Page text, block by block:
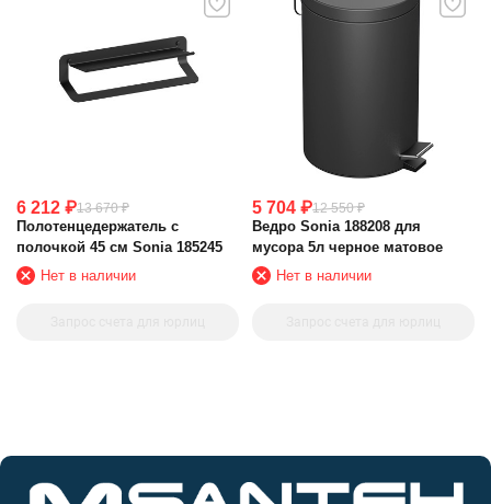
6 212 ₽13 670 ₽
Полотенцедержатель с
полочкой 45 см Sonia 185245
Нет в наличии
5 704 ₽12 550 ₽
Ведро Sonia 188208 для
мусора 5л черное матовое
Нет в наличии